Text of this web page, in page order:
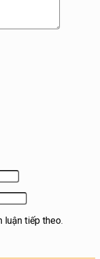
luận tiếp theo.